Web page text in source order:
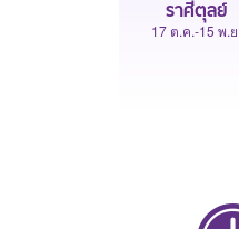
ราศีตุลย์
17 ต.ค.-15 พ.ย.